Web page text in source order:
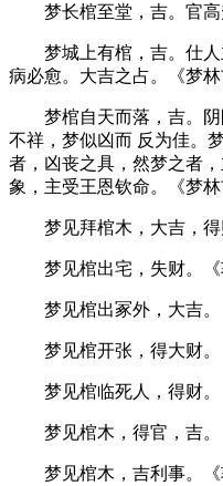
梦长棺至堂，吉。官高
梦城上有棺，吉。仕人
病必愈。大吉之占。《梦林
梦棺自天而落，吉。阴
不祥，梦似凶而 反为佳。
者，凶丧之具，然梦之者
象，主受王恩钦命。《梦林
梦见拜棺木，大吉，得
梦见棺出宅，失财。《
梦见棺出冢外，大吉。
梦见棺开张，得大财。
梦见棺临死人，得财。
梦见棺木，得官，吉。
梦见棺木，吉利事。《